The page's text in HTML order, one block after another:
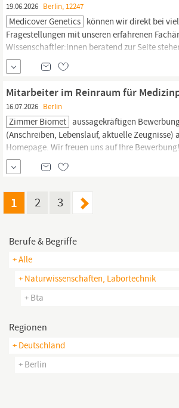
19.06.2026 Berlin, 12247
Medicover Genetics können wir direkt bei
Fragestellungen mit unseren erfahrenen
Wissenschaftler:innen beratend zur Seite
zahlreichen Facharztpraxen bieten wir
zu genetischer Beratung, sei es persönlich in
Mitarbeiter im Reinraum für
16.07.2026 Berlin
Zimmer Biomet aussagekräftigen
(Anschreiben, Lebenslauf, aktuelle Zeugnisse)
Homepage. Wir freuen uns auf Ihre
Rückfragen stehen wir Ihnen gerne zur
Shaquile Khoyratee, Biomet Deutschland
Sie unter...
1 2 3
Berufe & Begriffe
+ Alle
+ Naturwissenschaften, Labortechnik
+ Bta
Regionen
+ Deutschland
+ Berlin